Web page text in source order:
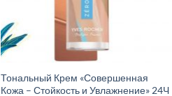
Тональный Крем «Совершенная
Кожа – Стойкость и Увлажнение» 24Ч